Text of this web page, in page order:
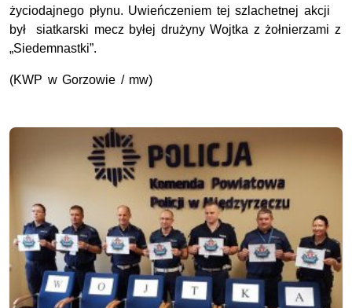
życiodajnego płynu. Uwieńczeniem tej szlachetnej akcji
był siatkarski mecz byłej drużyny Wojtka z żołnierzami z
„Siedemnastki”.
(KWP w Gorzowie / mw)